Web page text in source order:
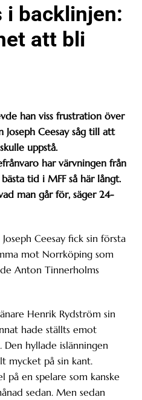
i backlinjen:
att bli
han viss frustration över
Ceesay såg till att
uppstå.
har värvningen från
tid i MFF så här långt.
man går för, säger 24-
Ceesay fick sin första
mot Norrköping som
Anton Tinnerholms
Henrik Rydström sin
hade ställts emot
Den hyllade islänningen
mycket på sin kant.
på en spelare som kanske
sedan. Men sedan